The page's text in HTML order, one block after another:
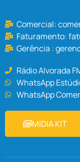
Comercial:
Faturamento:
Gerência :
Rádio Alvorada
WhatsApp
WhatsApp
MIDIA KIT